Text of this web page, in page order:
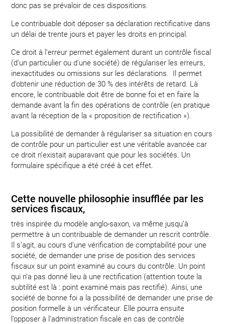
donc pas se prévaloir de ces dispositions.
Le contribuable doit déposer sa déclaration rectificative dans
un délai de trente jours et payer les droits en principal.
Ce droit à l’erreur permet également durant un contrôle fiscal
(d’un particulier ou d’une société) de régulariser les erreurs,
inexactitudes ou omissions sur les déclarations. Il permet
d’obtenir une réduction de 30 % des intérêts de retard. Là
encore, le contribuable doit être de bonne foi et en faire la
demande avant la fin des opérations de contrôle (en pratique
avant la réception de la « proposition de rectification »).
La possibilité de demander à régulariser sa situation en cours
de contrôle pour un particulier est une véritable avancée car
ce droit n’existait auparavant que pour les sociétés. Un
formulaire spécifique a été créé à cet effet.
Cette nouvelle philosophie insufflée par les
services fiscaux,
très inspirée du modèle anglo-saxon, va même jusqu’à
permettre à un contribuable de demander un rescrit contrôle.
Il s’agit, au cours d’une vérification de comptabilité pour une
société, de demander une prise de position des services
fiscaux sur un point examiné au cours du contrôle. Un point
qui n’a pas donné lieu à une rectification (attention toute la
subtilité est là : point examiné mais pas rectifié). Ainsi, une
société de bonne foi a la possibilité de demander une prise de
position formelle à un vérificateur. Elle pourra ensuite
l’opposer à l’administration fiscale en cas de contrôle